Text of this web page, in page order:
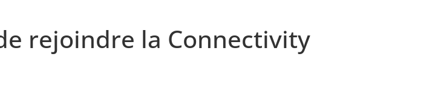
rejoindre la Connectivity